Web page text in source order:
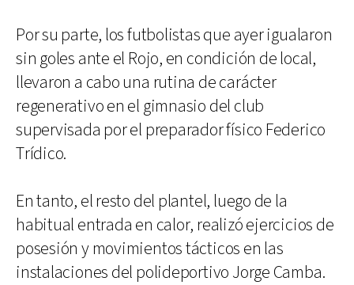
Por su parte, los futbolistas que ayer igualaron
sin goles ante el Rojo, en condición de local,
llevaron a cabo una rutina de carácter
regenerativo en el gimnasio del club
supervisada por el preparador físico Federico
Trídico.
En tanto, el resto del plantel, luego de la
habitual entrada en calor, realizó ejercicios de
posesión y movimientos tácticos en las
instalaciones del polideportivo Jorge Camba.